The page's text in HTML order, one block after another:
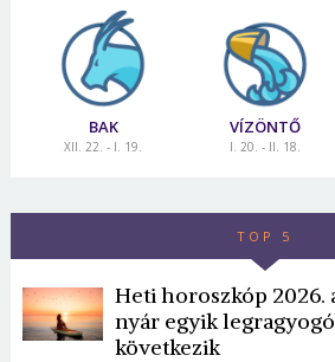
BAK
XII. 22. - I. 19.
VÍZÖNTŐ
I. 20. - II. 18.
TOP 5
Heti horoszkóp 2026.
nyár egyik
következik